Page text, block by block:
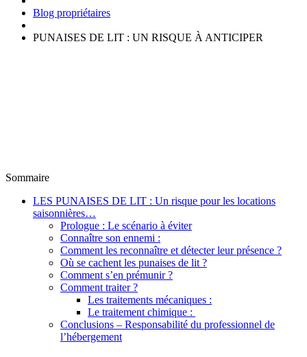
Blog propriétaires
PUNAISES DE LIT : UN RISQUE À ANTICIPER
Sommaire
LES PUNAISES DE LIT : Un risque pour les locations
saisonnières…
Prologue : Le scénario à éviter
Connaître son ennemi :
Comment les reconnaître et détecter leur présence ?
Où se cachent les punaises de lit ?
Comment s’en prémunir ?
Comment traiter ?
Les traitements mécaniques :
Le traitement chimique :
Conclusions – Responsabilité du professionnel de
l’hébergement